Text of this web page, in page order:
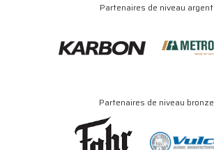
Partenaires de niveau argent
Partenaires de niveau bronze